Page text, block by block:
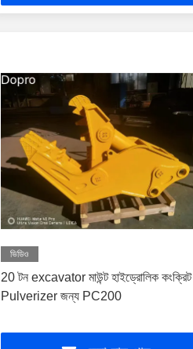
ভিডিও
20 টন excavator মাউন্ট হাইড্রোলিক কংক্রিট
Pulverizer জন্য PC200